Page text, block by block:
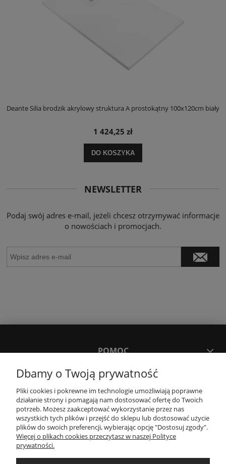
Deante Silia brodzik akrylowy struktura A prostokątny 100x120cm biały
1 424,25 zł
DO KOSZYKA
NEWSLETTER
Podaj swój adres e-mail, jeżeli chcesz otrzymywać informacje
o nowościach i promocjach.
POMOC
MOJE KONTO
PŁATNOŚCI I DOSTAWA
KONTAKT
Dbamy o Twoją prywatność
Pliki cookies i pokrewne im technologie umożliwiają poprawne
działanie strony i pomagają nam dostosować ofertę do Twoich
potrzeb. Możesz zaakceptować wykorzystanie przez nas
wszystkich tych plików i przejść do sklepu lub dostosować użycie
plików do swoich preferencji, wybierając opcję "Dostosuj zgody".
Więcej o plikach cookies przeczytasz w naszej Polityce
prywatności.